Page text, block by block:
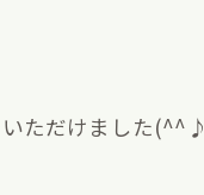
いただけました(^^♪